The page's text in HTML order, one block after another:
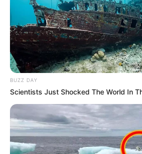
BUZZ DAY
Scientists Just Shocked The World In